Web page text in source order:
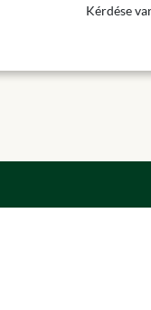
Kérdése